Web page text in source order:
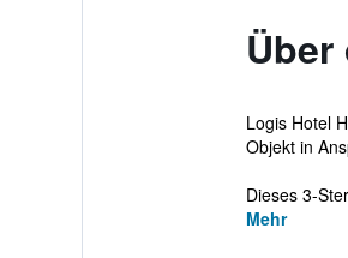
Logis Hotel
Objekt in
Dieses 3-
Mehr